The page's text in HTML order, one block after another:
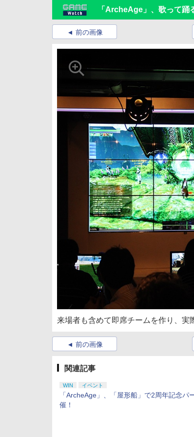
「ArcheAge」、歌って踊
前の画像
来場者も含めて即席チームを作り、実
前の画像
関連記事
WIN イベント
「ArcheAge」、「屋形船」で2周年記念パ
催！